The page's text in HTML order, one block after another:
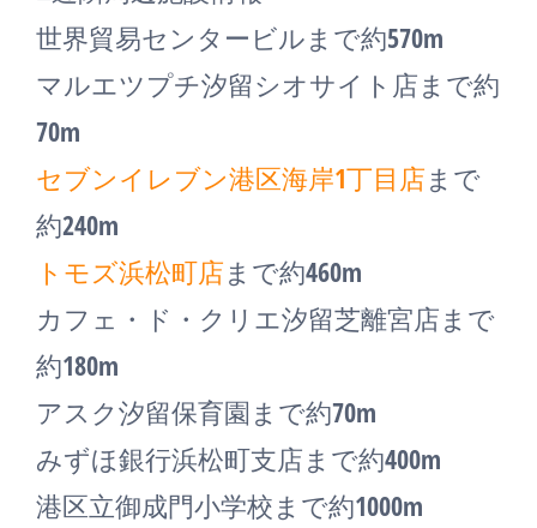
世界貿易センタービルまで約570m
マルエツプチ汐留シオサイト店まで約
70m
セブンイレブン港区海岸1丁目店まで
約240m
トモズ浜松町店まで約460m
カフェ・ド・クリエ汐留芝離宮店まで
約180m
アスク汐留保育園まで約70m
みずほ銀行浜松町支店まで約400m
港区立御成門小学校まで約1000m